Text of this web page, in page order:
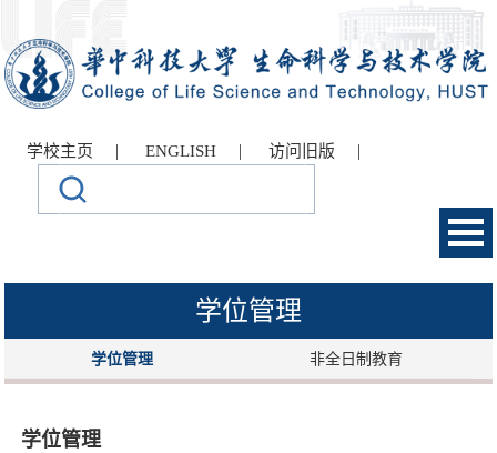
学校主页 | ENGLISH | 访问旧版 |
学位管理
学位管理 非全日制教育
学位管理